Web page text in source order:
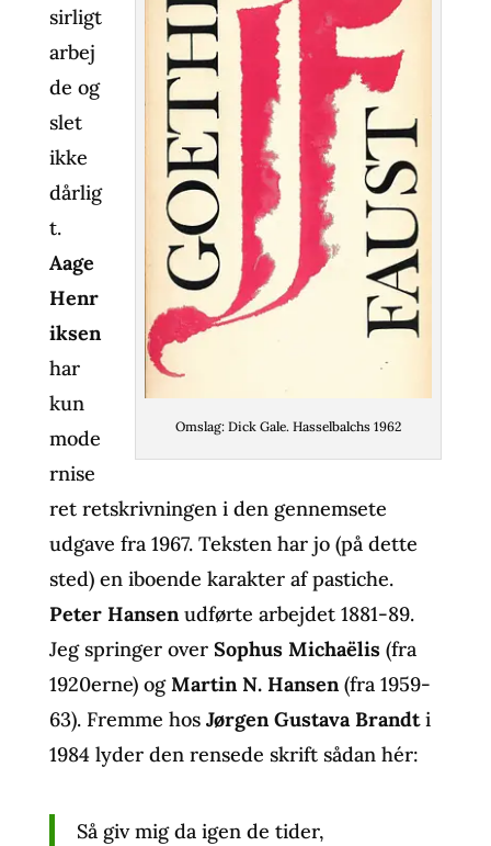
Omslag: Dick Gale. Hasselbalchs 1962
sirligt
arbej
de og
slet
ikke
dårlig
t.
Aage
Henr
iksen
har
kun
mode
rnise
ret retskrivningen i den gennemsete
udgave fra 1967. Teksten har jo (på dette
sted) en iboende karakter af pastiche.
Peter Hansenudførte arbejdet 1881-89.
Jeg springer over Sophus Michaëlis(fra
1920erne) ogMartin N. Hansen(fra 1959-
63). Fremme hos Jørgen Gustava Brandti
1984 lyder den rensede skrift sådan hér:
Så giv mig da igen de tider,